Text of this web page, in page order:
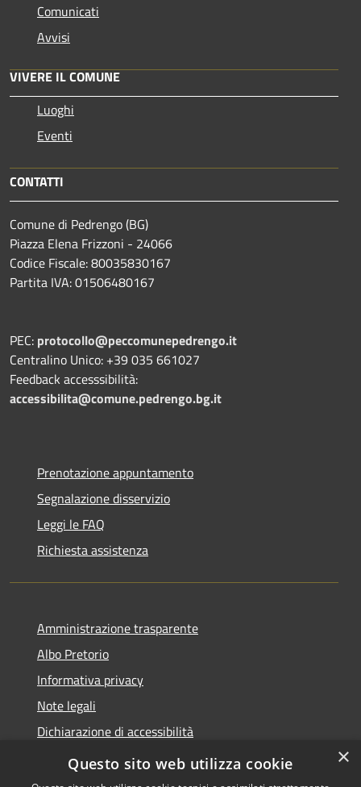
Comunicati
Avvisi
VIVERE IL COMUNE
Luoghi
Eventi
CONTATTI
Comune di Pedrengo (BG)
Piazza Elena Frizzoni - 24066
Codice Fiscale: 80035830167
Partita IVA: 01506480167
PEC: protocollo@peccomunepedrengo.it
Centralino Unico: +39 035 661027
Feedback accesssibilità:
accessibilita@comune.pedrengo.bg.it
Prenotazione appuntamento
Segnalazione disservizio
Leggi le FAQ
Richiesta assistenza
Amministrazione trasparente
Albo Pretorio
Informativa privacy
Note legali
Dichiarazione di accessibilità
Area riservata dipendenti
×
Questo sito web utilizza cookie